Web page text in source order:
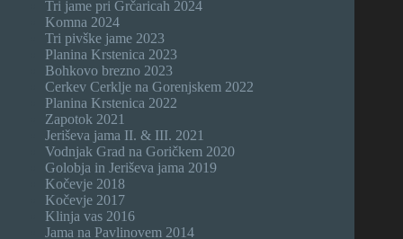
Tri jame pri Grčaricah 2024
Komna 2024
Tri pivške jame 2023
Planina Krstenica 2023
Bohkovo brezno 2023
Cerkev Cerklje na Gorenjskem 2022
Planina Krstenica 2022
Zapotok 2021
Jeriševa jama II. & III. 2021
Vodnjak Grad na Goričkem 2020
Golobja in Jeriševa jama 2019
Kočevje 2018
Kočevje 2017
Klinja vas 2016
Jama na Pavlinovem 2014